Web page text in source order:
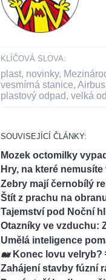
KLÍČOVÁ SLOVA:
plast, novinky,
vesmírná stanice, Airbus
plastový odpad, velká
SOUVISEJÍCÍ ČLÁNKY:
Mozek octomilky
Hry, na které
Zebry mají černobílý
Štít z prachu na
Tajemství pod Noční
Otazníky ve vzduchu:
Umělá inteligence
🐋 Konec lovu velryb?
Zahájení stavby fúzní